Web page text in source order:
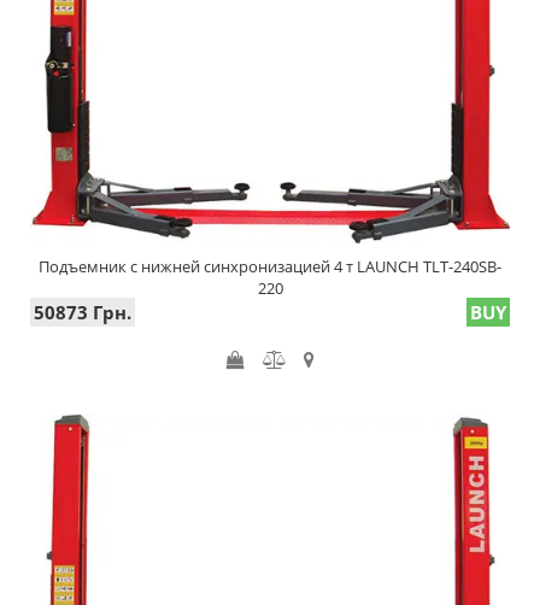
Подъемник с нижней синхронизацией 4 т LAUNCH TLT-240SB-
220
50873 Грн. BUY